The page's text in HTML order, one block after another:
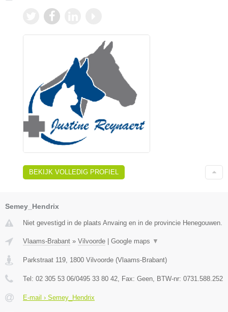
BEKIJK VOLLEDIG PROFIEL
Semey_Hendrix
Niet gevestigd in de plaats Anvaing en in de provincie Henegouwen.
Vlaams-Brabant » Vilvoorde Google maps ▼
Parkstraat 119, 1800 Vilvoorde (Vlaams-Brabant)
Tel: 02 305 53 06/0495 33 80 42, Fax: Geen, BTW-nr: 0731.588.252
E-mail › Semey_Hendrix